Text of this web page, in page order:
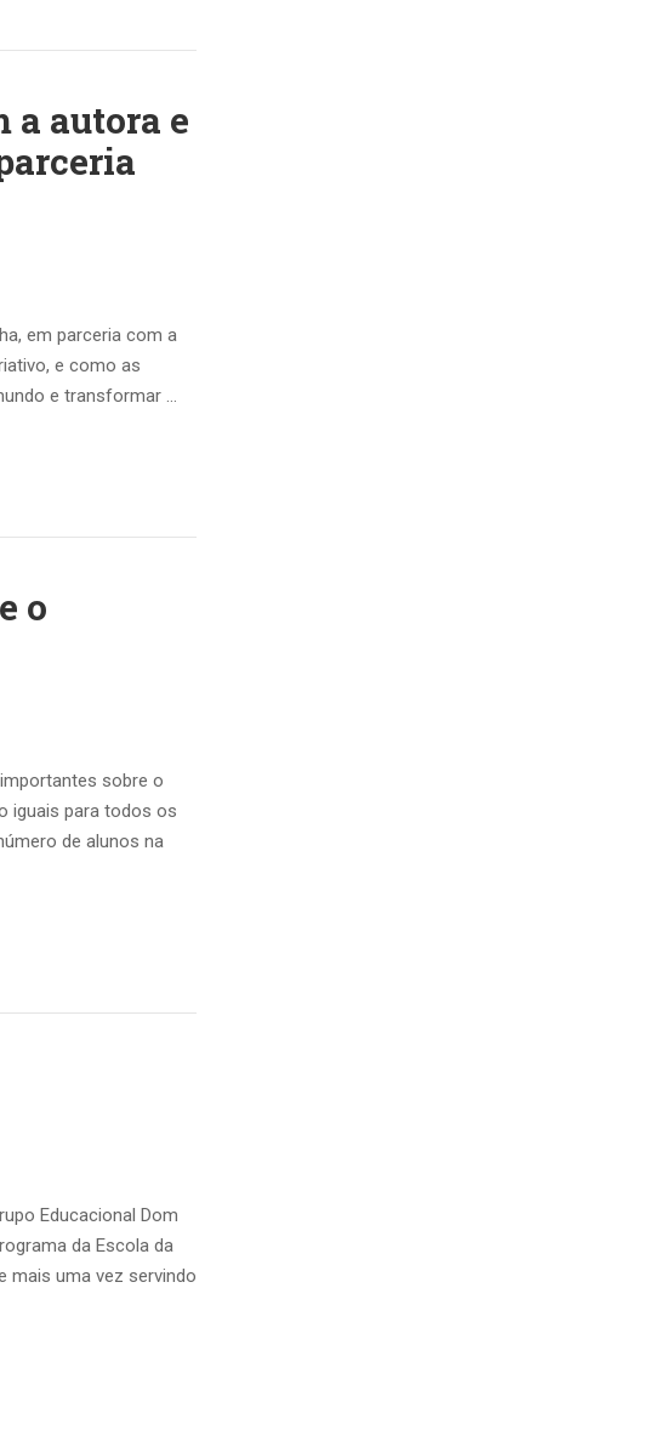
a autora e
em parceria com a
e como as
e transformar …
o
sobre o
iguais para todos os
de alunos na
Educacional Dom
da Escola da
mais uma vez servindo